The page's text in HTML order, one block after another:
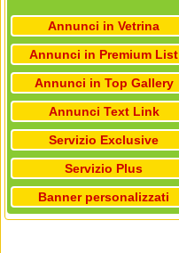
Annunci in Vetrina
Annunci in Premium List
Annunci in Top Gallery
Annunci Text Link
Servizio Exclusive
Servizio Plus
Banner personalizzati